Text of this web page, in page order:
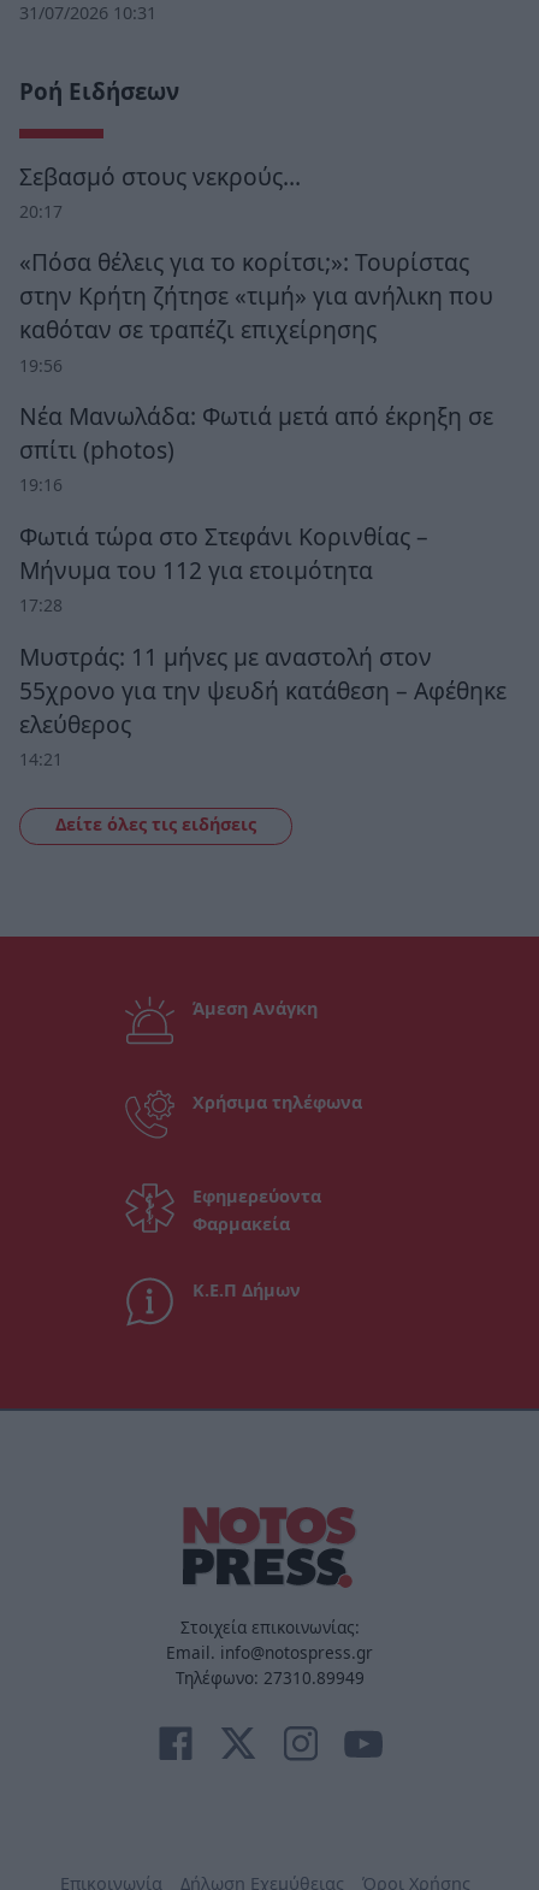
31/07/2026 10:31
Ροή Ειδήσεων
Σεβασμό στους νεκρούς…
20:17
«Πόσα θέλεις για το κορίτσι;»: Τουρίστας
στην Κρήτη ζήτησε «τιμή» για ανήλικη που
καθόταν σε τραπέζι επιχείρησης
19:56
Νέα Μανωλάδα: Φωτιά μετά από έκρηξη σε
σπίτι (photos)
19:16
Φωτιά τώρα στο Στεφάνι Κορινθίας –
Μήνυμα του 112 για ετοιμότητα
17:28
Μυστράς: 11 μήνες με αναστολή στον
55χρονο για την ψευδή κατάθεση – Αφέθηκε
ελεύθερος
14:21
Δείτε όλες τις ειδήσεις
Άμεση Ανάγκη
Χρήσιμα τηλέφωνα
Εφημερεύοντα
Φαρμακεία
Κ.Ε.Π Δήμων
Στοιχεία επικοινωνίας:
Email. info@notospress.gr
Τηλέφωνο: 27310.89949
Επικοινωνία Δήλωση Εχεμύθειας Όροι Χρήσης